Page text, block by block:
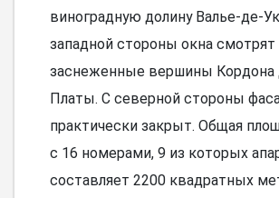
виноградную долину Валье-де-
западной стороны окна смотрят
заснеженные вершины Кордона
Платы. С северной стороны
практически закрыт. Общая
с 16 номерами, 9 из которых
составляет 2200 квадратных